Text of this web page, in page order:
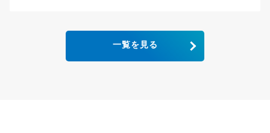
一覧を見る